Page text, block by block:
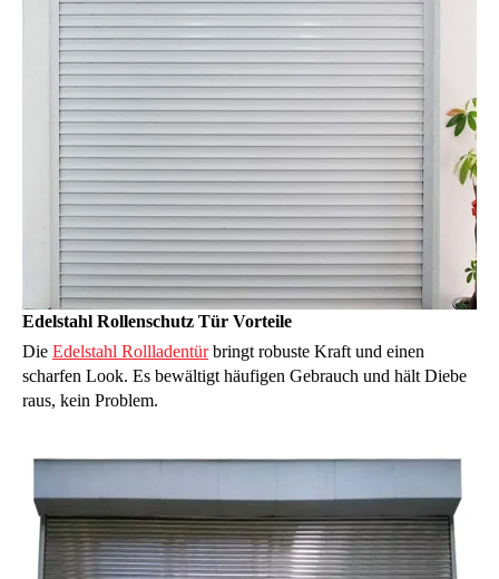
Edelstahl Rollenschutz Tür Vorteile
Die Edelstahl Rollladentürbringt robuste Kraft und einen
scharfen Look. Es bewältigt häufigen Gebrauch und hält Diebe
raus, kein Problem.